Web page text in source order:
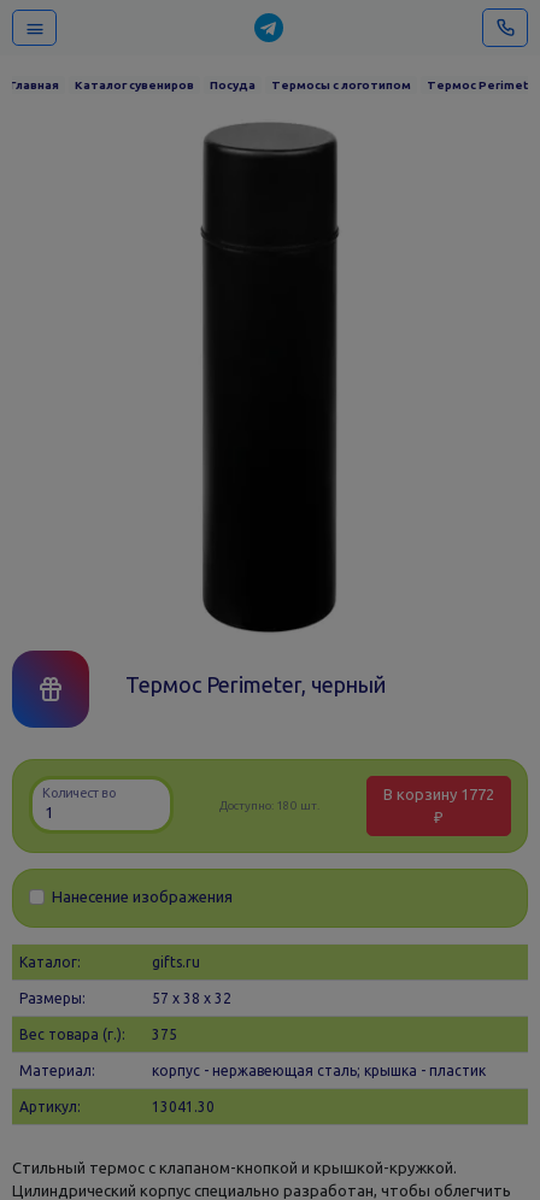
Главная Каталог сувениров Посуда Термосы с логотипом Термос
Термос Perimeter, черный
Количество
Доступно: 180 шт.
В корзину 1772
₽
Нанесение изображения
Каталог: gifts.ru
Размеры: 57 х 38 x 32
Вес товара (г.): 375
Материал: корпус - нержавеющая сталь; крышка - пластик
Артикул: 13041.30
Стильный термос с клапаном-кнопкой и крышкой-кружкой.
Цилиндрический корпус специально разработан, чтобы облегчить